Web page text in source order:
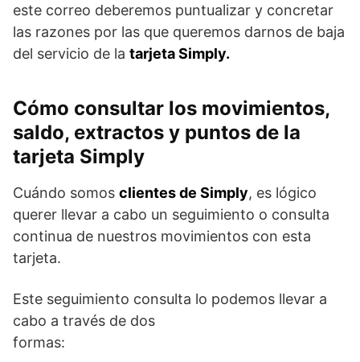
este correo deberemos puntualizar y concretar
las razones por las que queremos darnos de baja
del servicio de la tarjeta Simply.
Cómo consultar los movimientos,
saldo, extractos y puntos de la
tarjeta Simply
Cuándo somos clientes de Simply, es lógico
querer llevar a cabo un seguimiento o consulta
continua de nuestros movimientos con esta
tarjeta.
Este seguimiento consulta lo podemos llevar a
cabo a través de dos
formas: